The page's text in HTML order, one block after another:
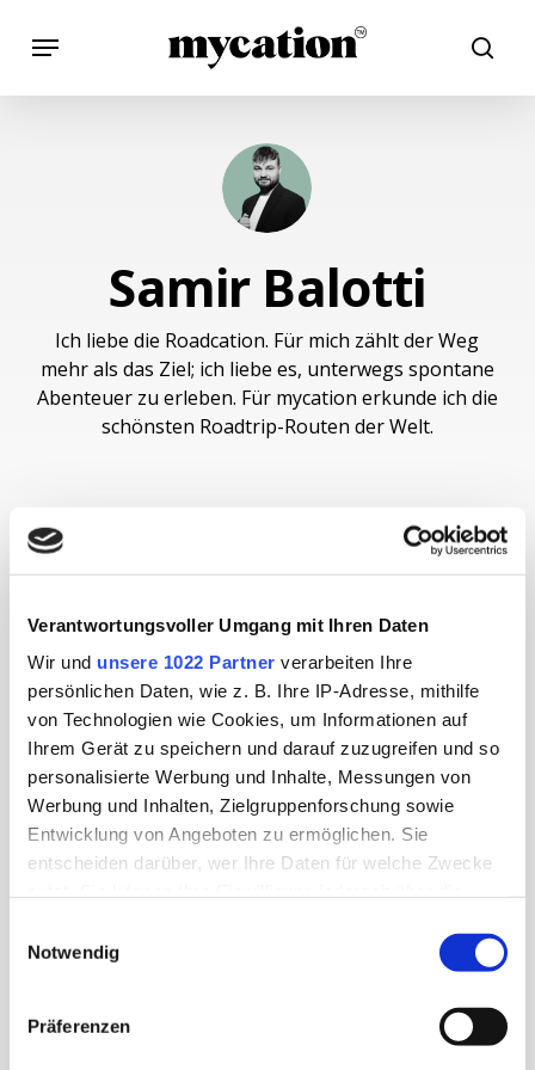
Verantwortungsvoller Umgang mit Ihren Daten
Wir und unsere 1022 Partner verarbeiten Ihre
persönlichen Daten, wie z. B. Ihre IP-Adresse, mithilfe
von Technologien wie Cookies, um Informationen auf
Ihrem Gerät zu speichern und darauf zuzugreifen und so
personalisierte Werbung und Inhalte, Messungen von
Werbung und Inhalten, Zielgruppenforschung sowie
Entwicklung von Angeboten zu ermöglichen. Sie
entscheiden darüber, wer Ihre Daten für welche Zwecke
Trigger Symbol ändern oder widerrufen
Informationen über Ihre geografische Lage erfassen,
Notwendig
Präferenzen
content
Menu
Samir Balotti
Ich liebe die Roadcation. Für mich zählt der Weg
mehr als das Ziel; ich liebe es, unterwegs spontane
Abenteuer zu erleben. Für mycation erkunde ich die
schönsten Roadtrip-Routen der Welt.
So
Tage
in
Budapest